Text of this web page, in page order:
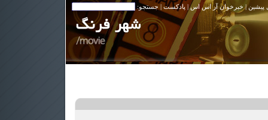
پیشین|خبرخوان آر اس اس|پادکست | جستجو: